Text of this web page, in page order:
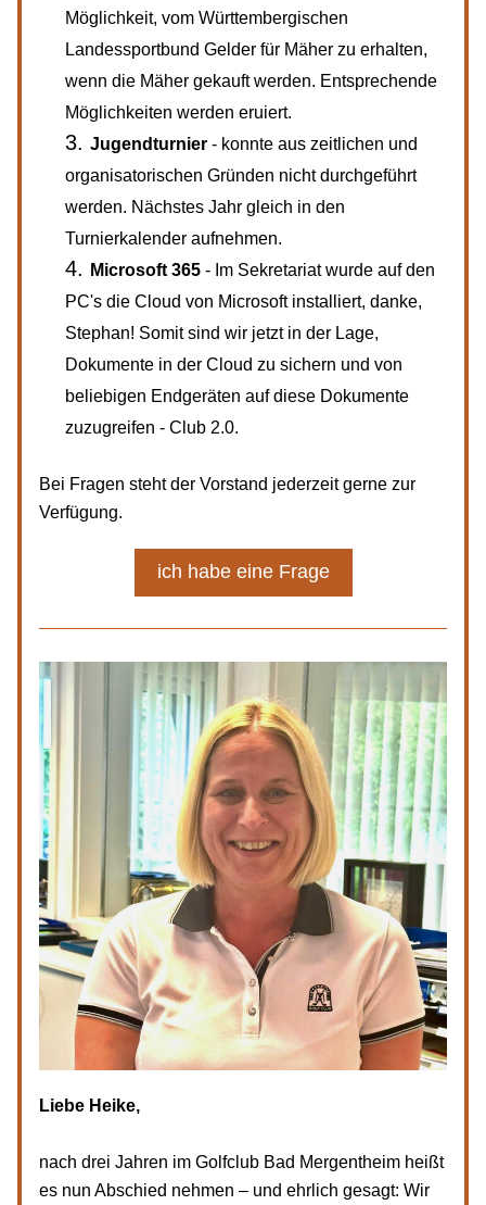
Möglichkeit, vom Württembergischen
Landessportbund Gelder für Mäher zu erhalten,
wenn die Mäher gekauft werden. Entsprechende
Möglichkeiten werden eruiert.
Jugendturnier - konnte aus zeitlichen und
organisatorischen Gründen nicht durchgeführt
werden. Nächstes Jahr gleich in den
Turnierkalender aufnehmen.
Microsoft 365 - Im Sekretariat wurde auf den
PC's die Cloud von Microsoft installiert, danke,
Stephan! Somit sind wir jetzt in der Lage,
Dokumente in der Cloud zu sichern und von
beliebigen Endgeräten auf diese Dokumente
zuzugreifen - Club 2.0.
Bei Fragen steht der Vorstand jederzeit gerne zur
Verfügung.
ich habe eine Frage
Liebe Heike,
nach drei Jahren im Golfclub Bad Mergentheim heißt
es nun Abschied nehmen – und ehrlich gesagt: Wir